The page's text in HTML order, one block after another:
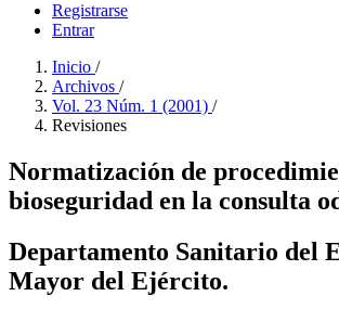
Registrarse
Entrar
Inicio /
Archivos /
Vol. 23 Núm. 1 (2001) /
Revisiones
Normatización de
bioseguridad en la consulta
Departamento Sanitario del
Mayor del Ejército.